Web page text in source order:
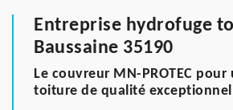
Entreprise hydrofuge
Baussaine 35190
Le couvreur MN-PROTEC
toiture de qualité